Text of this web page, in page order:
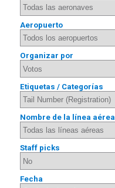
Aeropuerto
Organizar por
Etiquetas / Categorías
Nombre de la línea aérea
Staff picks
Fecha